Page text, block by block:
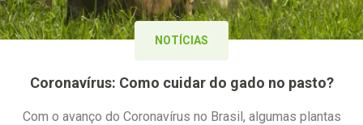
NOTÍCIAS
Coronavírus: Como cuidar do gado no pasto?
Com o avanço do Coronavírus no Brasil, algumas plantas